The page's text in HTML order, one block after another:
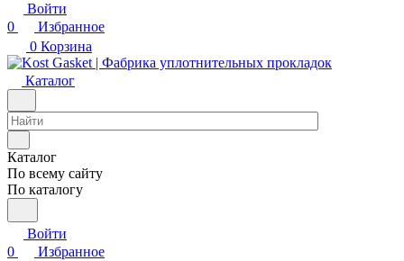
Войти
0
Избранное
0 Корзина
Каталог
Каталог
По всему сайту
По каталогу
Войти
0
Избранное